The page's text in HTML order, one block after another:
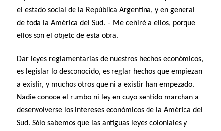
el estado social de la República Argentina, y en general
de toda la América del Sud. – Me ceñiré a ellos, porque
ellos son el objeto de esta obra.
Dar leyes reglamentarias de nuestros hechos económicos,
es legislar lo desconocido, es reglar hechos que empiezan
a existir, y muchos otros que ni a existir han empezado.
Nadie conoce el rumbo ni ley en cuyo sentido marchan a
desenvolverse los intereses económicos de la América del
Sud. Sólo sabemos que las antiguas leyes coloniales y